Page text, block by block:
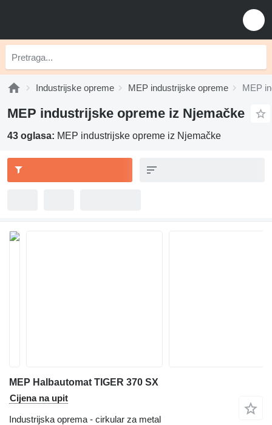
Industrijske opreme MEP industrijske opreme MEP
MEP industrijske opreme iz Njemačke
43 oglasa: MEP industrijske opreme iz Njemačke
MEP Halbautomat TIGER 370 SX
Cijena na upit
Industrijska oprema - cirkular za metal